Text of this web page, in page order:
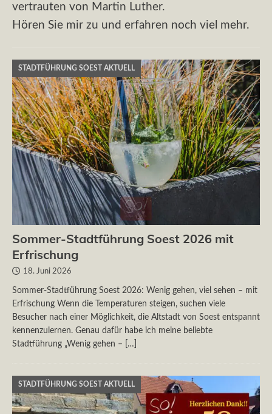
vertrauten von Martin Luther.
Hören Sie mir zu und erfahren noch viel mehr.
STADTFÜHRUNG SOEST AKTUELL
Sommer-Stadtführung Soest 2026 mit
Erfrischung
18. Juni 2026
Sommer-Stadtführung Soest 2026: Wenig gehen, viel sehen – mit
Erfrischung Wenn die Temperaturen steigen, suchen viele
Besucher nach einer Möglichkeit, die Altstadt von Soest entspannt
kennenzulernen. Genau dafür habe ich meine beliebte
Stadtführung „Wenig gehen –
[…]
STADTFÜHRUNG SOEST AKTUELL